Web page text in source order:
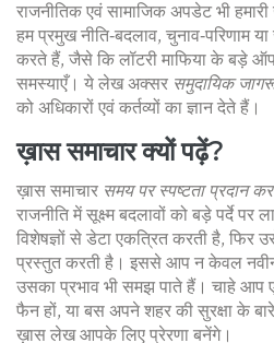
राजनीतिक एवं सामाजिक अपडेट भी
हम प्रमुख नीति‑बदलाव, चुनाव‑परिणाम या
करते हैं, जैसे कि लॉटरी माफिया के बड़े
समस्याएँ। ये लेख अक्सर समुदायिक
को अधिकारों एवं कर्तव्यों का ज्ञान देते हैं।
ख़ास समाचार क्यों पढ़ें?
ख़ास समाचार समय पर स्पष्टता प्रदान
राजनीति में सूक्ष्म बदलावों को बड़े पर्दे पर
विशेषज्ञों से डेटा एकत्रित करती है, फिर
प्रस्तुत करती है। इससे आप न केवल
उसका प्रभाव भी समझ पाते हैं। चाहे आप
फैन हों, या बस अपने शहर की सुरक्षा के
ख़ास लेख आपके लिए प्रेरणा बनेंगे।